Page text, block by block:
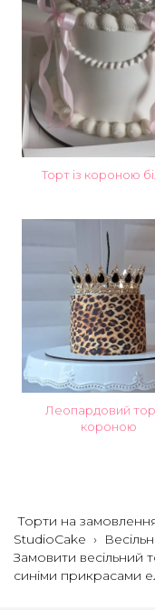
Торт із короною
Леопардовий
короною
Торти на
StudioCake ›
Замовити весільний
синіми прикрасами